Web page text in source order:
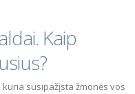
Kaip
susipažįsta žmonės vos